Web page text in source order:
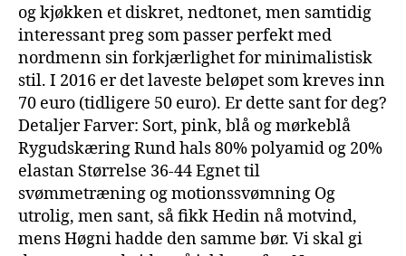
og kjøkken et diskret, nedtonet, men samtidig
interessant preg som passer perfekt med
nordmenn sin forkjærlighet for minimalistisk
stil. I 2016 er det laves­te belø­pet som kre­ves inn
70 euro (tid­li­ge­re 50 euro). Er dette sant for deg?
Detaljer Farver: Sort, pink, blå og mørkeblå
Rygudskæring Rund hals 80% polyamid og 20%
elastan Størrelse 36-44 Egnet til
svømmetræning og motionssvømning Og
utrolig, men sant, så fikk Hedin nå motvind,
mens Høgni hadde den samme bør. Vi skal gi